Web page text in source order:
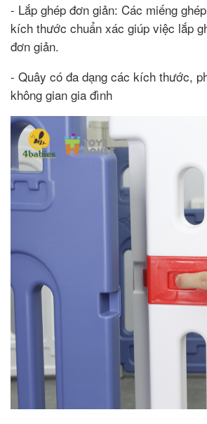
- Lắp ghép đơn giản: Các miếng
kích thước chuẩn xác giúp việc lắp
đơn giản.
- Quây có đa dạng các kích thước,
không gian gia đình